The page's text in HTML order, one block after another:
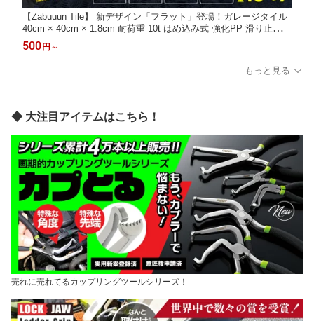
【Zabuuun Tile】 新デザイン「フラット」登場！ガレージタイル
40cm × 40cm × 1.8cm 耐荷重 10t はめ込み式 強化PP 滑り止め
穴あり 穴なし 連結式 ガレージ タイル ガレージマット フロアタ
イル オートマット 駐車場 マット 野外 屋外対応 車庫 DIY コーナ
500円 ～
もっと見る
◆ 大注目アイテムはこちら！
売れに売れてるカップリングツールシリーズ！